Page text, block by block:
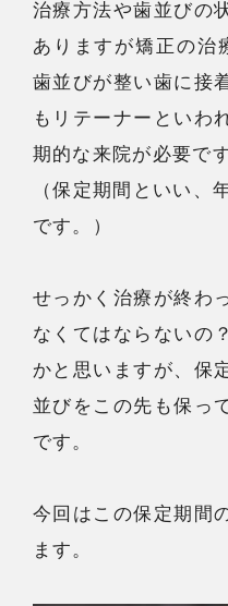
治療方法や歯並びの
ありますが矯正の治
歯並びが整い歯に接
もリテーナーといわ
期的な来院が必要です
（保定期間といい、
です。）
せっかく治療が終わ
なくてはならないの
かと思いますが、保
並びをこの先も保っ
です。
今回はこの保定期間
ます。